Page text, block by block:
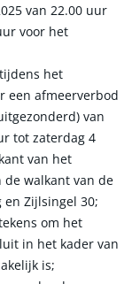
van 22.00 uur
voor het
het
een afmeerverbod
van
tot zaterdag 4
van het
walkant van de
Zijlsingel 30;
om het
in het kader van
is;